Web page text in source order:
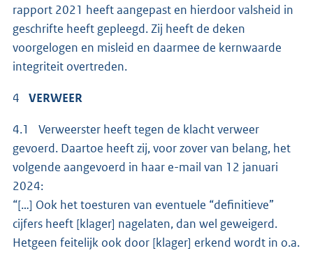
rapport 2021 heeft aangepast en hierdoor valsheid in
geschrifte heeft gepleegd. Zij heeft de deken
voorgelogen en misleid en daarmee de kernwaarde
integriteit overtreden.
4 VERWEER
4.1 Verweerster heeft tegen de klacht verweer
gevoerd. Daartoe heeft zij, voor zover van belang, het
volgende aangevoerd in haar e-mail van 12 januari
2024:
“[…] Ook het toesturen van eventuele “definitieve”
cijfers heeft [klager] nagelaten, dan wel geweigerd.
Hetgeen feitelijk ook door [klager] erkend wordt in o.a.